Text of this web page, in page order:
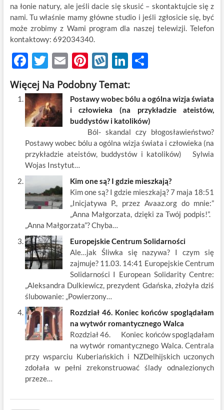
na łonie natury, ale jeśli dacie się skusić – skontaktujcie się z
nami. Tu właśnie mamy główne studio i jeśli zgłosicie się, być
może zrobimy z Wami program dla naszej telewizji. Telefon
kontaktowy: 692034340.
F
ac
e
b
o
o
k
T
w
itt
er
E
m
ail
Pi
nt
er
es
t
W
k
o
p
Li
k
e
dI
n
S
ar
e
Więcej Na Podobny Temat:
Postawy wobec bólu a ogólna wizja świata
i człowieka (na przykładzie ateistów,
buddystów i katolików)
Ból- skandal czy błogosławieństwo?
Postawy wobec bólu a ogólna wizja świata i człowieka (na
przykładzie ateistów, buddystów i katolików) Sylwia
Wojas Instytut…
Kim one są? I gdzie mieszkają?
Kim one są? I gdzie mieszkają? 7 maja 18:51
„Inicjatywa P., przez Avaaz.org do mnie:”
„Anna Małgorzata, dzięki za Twój podpis!”.
„Anna Małgorzata”? Chyba…
Europejskie Centrum Solidarności
Ale…jak Śliwka się nazywa? I czym się
zajmuje? 11.03. 14:41 Europejskie Centrum
Solidarności I European Solidarity Centre:
„Aleksandra Dulkiewicz, prezydent Gdańska, złożyła dziś
ślubowanie: „Powierzony…
Rozdział 46. Koniec końców spoglądałam
na wytwór romantycznego Walca
Rozdział 46. Koniec końców spoglądałam
na wytwór romantycznego Walca. Centrala
przy wsparciu Kuberiańskich i NZDelhijskich uczonych
zdołała w pełni zrekonstruować ślady odnalezionych
przeze…